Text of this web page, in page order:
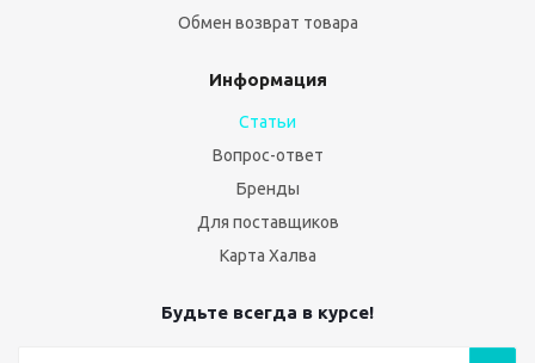
Обмен возврат товара
Информация
Статьи
Вопрос-ответ
Бренды
Для поставщиков
Карта Халва
Будьте всегда в курсе!